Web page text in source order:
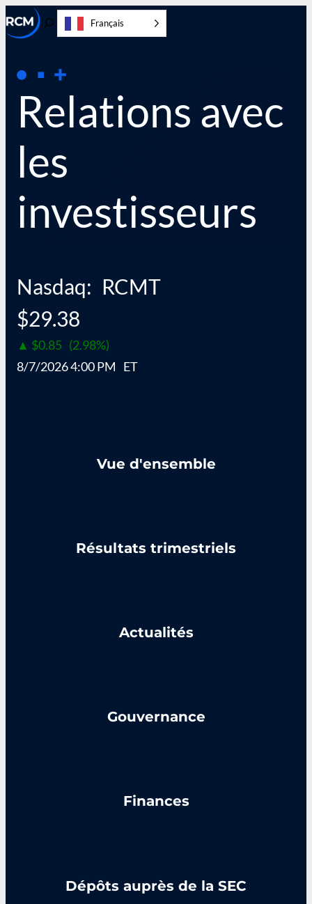
directement
au
Activer/désactiver
Français
Relations avec
les
investisseurs
Nasdaq: RCMT
$29.38
▲ $0.85 (2.98%)
8/7/2026 4:00 PM ET
Vue d'ensemble
Résultats trimestriels
Actualités
Gouvernance
Finances
Dépôts auprès de la SEC